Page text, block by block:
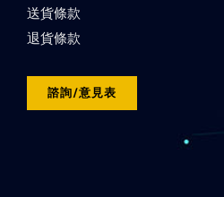
送貨條款
退貨條款
諮詢/意見表